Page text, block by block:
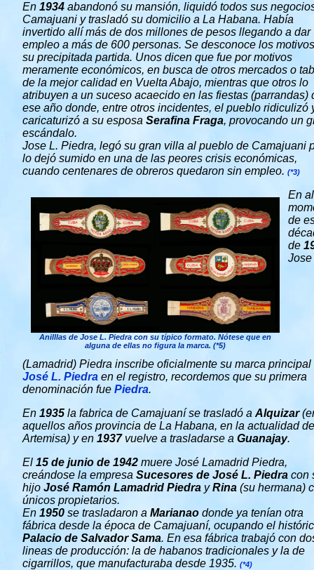
En 1934 abandonó su mansión, liquidó todos sus
Camajuani y trasladó su domicilio a La Habana. Había
invertido allí más de dos millones de pesos llegando a dar
empleo a más de 600 personas. Se desconoce los
su precipitada partida. Unos dicen que fue por motivos
meramente económicos, en busca de otros mercados o
de la mejor calidad en Vuelta Abajo, mientras que otros lo
atribuyen a un suceso acaecido en las fiestas (parrandas)
ese año donde, entre otros incidentes, el pueblo ridiculizó
caricaturizó a su esposa Serafina Fraga, provocando un
escándalo.
Jose L. Piedra, legó su gran villa al pueblo de Camajuani
lo dejó sumido en una de las peores crisis económicas,
cuando centenares de obreros quedaron sin empleo. (*3)
Anilllas de Jose L. Piedra con su típico formato. Nótese que en
alguna de ellas no figura la marca. (*5)
En
de
de
Jose
(Lamadrid) Piedra inscribe oficialmente su marca principal
José L. Piedra en el registro, recordemos que su primera
denominación fue Piedra.
En 1935 la fabrica de Camajuaní se trasladó a Alquizar
aquellos años provincia de La Habana, en la actualidad de
Artemisa) y en 1937vuelve a trasladarse a Guanajay.
El 15 de junio de 1942 muere José Lamadrid Piedra,
creándose la empresa Sucesores de José L. Piedra con
hijo José Ramón Lamadrid Piedra yRina (su hermana)
únicos propietarios.
En 1950 se trasladaron a Marianao donde ya tenían otra
fábrica desde la época de Camajuaní, ocupando el
Palacio de Salvador Sama. En esa fábrica trabajó con
lineas de producción: la de habanos tradicionales y la de
cigarrillos, que manufacturaba desde 1935. (*4)